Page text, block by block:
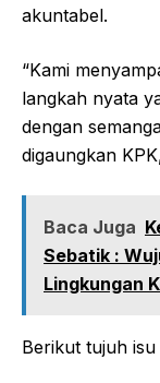
akuntabel.
“Kami
langkah nyata
dengan
digaungkan
Baca Juga
Sebatik :
Lingkungan
Berikut tujuh isu